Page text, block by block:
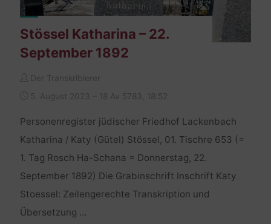
Stössel Katharina – 22.
September 1892
Der Transkribierer
5. August 2023 – 18 Av 5783, 18:52
Personenregister jüdischer Friedhof Lackenbach
Katharina / Katy (Gütel) Stössel, 01. Tischre 653 (=
1. Tag Rosch Ha-Schana = Donnerstag, 22.
September 1892) Die Grabinschrift Inschrift Katy
Stoessel: Zeilengerechte Transkription und
Übersetzung …